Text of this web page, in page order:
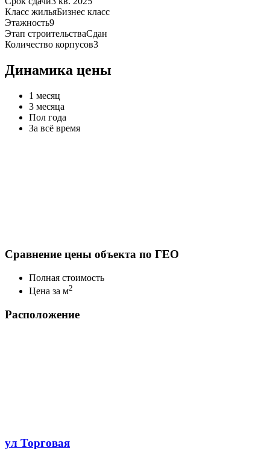
Класс жильяБизнес класс
Этажность9
Этап строительстваСдан
Количество корпусов3
Динамика цены
1 месяц
3 месяца
Пол года
За всё время
Сравнение цены объекта по ГЕО
Полная стоимость
Цена за м2
Расположение
ул Торговая